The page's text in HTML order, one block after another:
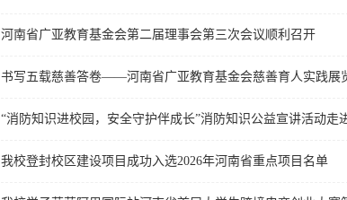
河南省广亚教育基金会第二届理事会第三次会议顺利召开
书写五载慈善答卷——河南省广亚教育基金会慈善育人实践展
“消防知识进校园，安全守护伴成长”消防知识公益宣讲活动走
我校登封校区建设项目成功入选2026年河南省重点项目名单